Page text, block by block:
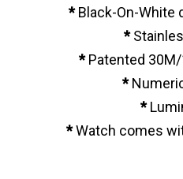
*Black-On-White
*
*Patented
*
*
*Watch comes